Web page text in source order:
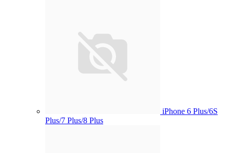
iPhone 6 Plus/6S
Plus/7 Plus/8 Plus